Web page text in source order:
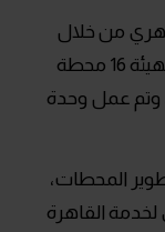
من خلال
وحدة الشراكة مع القطاع الخاص، وتملك الهيئة 16 محطة
كبيرة، وتم عمل وحدة
المحطات،
النهري لخدمة القاهرة